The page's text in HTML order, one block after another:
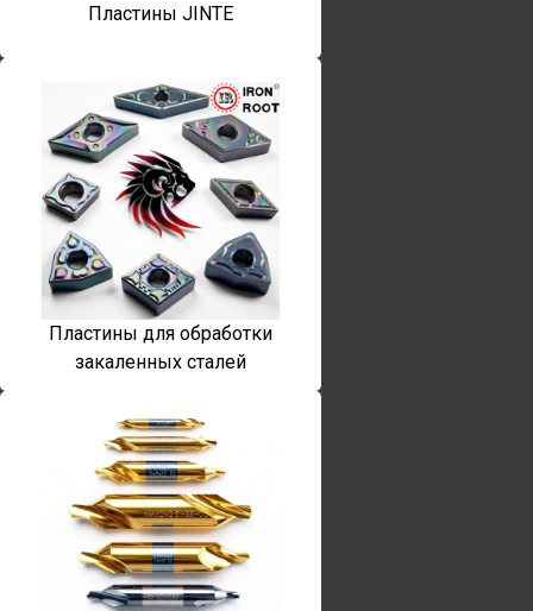
Пластины JINTE
Пластины для обработки
закаленных сталей